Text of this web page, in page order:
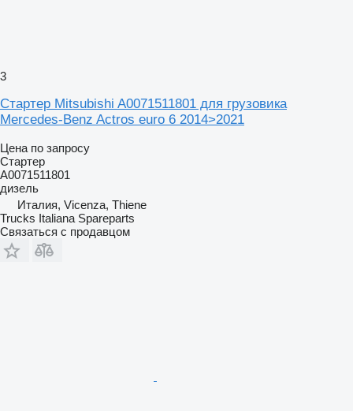
3
Стартер Mitsubishi A0071511801 для грузовика
Mercedes-Benz Actros euro 6 2014>2021
Цена по запросу
Стартер
A0071511801
дизель
Италия, Vicenza, Thiene
Trucks Italiana Spareparts
Связаться с продавцом